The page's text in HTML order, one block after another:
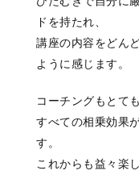
ドを持たれ、
講座の内容をどん
ように感じます。
コーチングもとて
すべての相乗効果
す。
これからも益々楽